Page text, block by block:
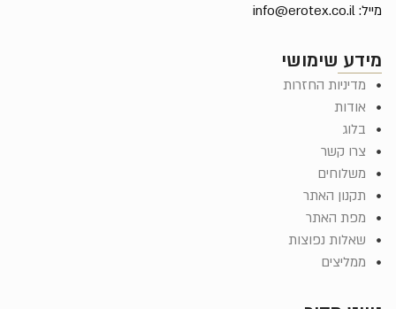
מידע שימושי
מדיניות החזרות
אודות
בלוג
צרו קשר
משלוחים
תקנון האתר
מפת האתר
שאלות נפוצות
ממליצים
מייל: info@erotex.co.il